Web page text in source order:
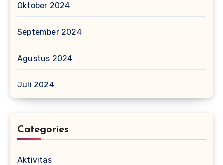
Oktober 2024
September 2024
Agustus 2024
Juli 2024
Categories
Aktivitas